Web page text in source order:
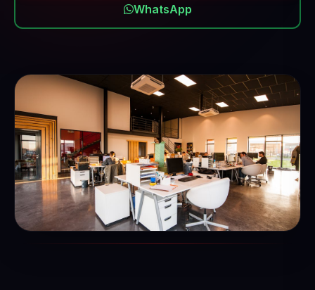
WhatsApp